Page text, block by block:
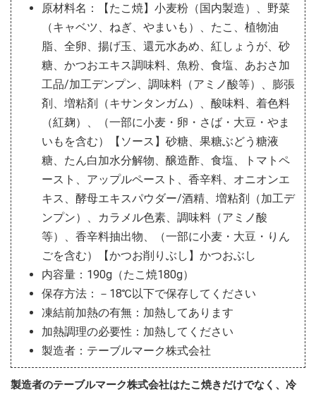
原材料名：【たこ焼】小麦粉（国内製造）、野菜
（キャベツ、ねぎ、やまいも）、たこ、植物油
脂、全卵、揚げ玉、還元水あめ、紅しょうが、砂
糖、かつおエキス調味料、魚粉、食塩、あおさ加
工品/加工デンプン、調味料（アミノ酸等）、膨張
剤、増粘剤（キサンタンガム）、酸味料、着色料
（紅麹）、（一部に小麦・卵・さば・大豆・やま
いもを含む）【ソース】砂糖、果糖ぶどう糖液
糖、たん白加水分解物、醸造酢、食塩、トマトペ
ースト、アップルペースト、香辛料、オニオンエ
キス、酵母エキスパウダー/酒精、増粘剤（加工デ
ンプン）、カラメル色素、調味料（アミノ酸
等）、香辛料抽出物、（一部に小麦・大豆・りん
ごを含む）【かつお削りぶし】かつおぶし
内容量：190g（たこ焼180g）
保存方法：－18℃以下で保存してください
凍結前加熱の有無：加熱してあります
加熱調理の必要性：加熱してください
製造者：テーブルマーク株式会社
製造者のテーブルマーク株式会社はたこ焼きだけでなく、冷